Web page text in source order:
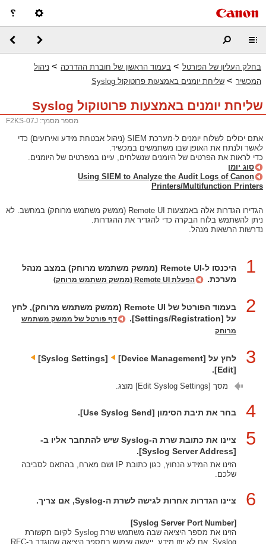
בחלק העליון של הפורטל > בעמוד הראשון של חוברת ההדרכה > ניהול
המכשיר > שליחת יומנים באמצעות פרוטוקול Syslog
שליחת יומנים באמצעות פרוטוקול Syslog
מספר מסמך: F2KS-07J
אתם יכולים לשלוח יומנים ל-מערכת SIEM (ניהול אבטחת מידע ואירועים) כדי
לאשר ולנתח את האופן שבו משתמשים במכשיר.
כדי לראות את הפרטים של היומנים שנשלחים, עיינו במפרטים של היומנים.
סוג יומן
Using SIEM to Analyze the Audit Logs of Canon
Printers/Multifunction Printers
הגדירו הגדרות אלה באמצעות ‏Remote UI (ממשק משתמש מרוחק) במחשב. לא
ניתן להשתמש בלוח הבקרה כדי להגדיר את ההגדרות.
נדרשות הרשאות מנהל.
1
היכנסו ל-‏Remote UI (ממשק משתמש מרוחק) במצב מנהל
מערכת.
הפעלת Remote UI (ממשק משתמש מרוחק)
2
בעמוד הפורטל של ‏Remote UI (ממשק משתמש מרוחק), לחץ
על [Settings/Registration].
דף פורטל של ממשק משתמש
מרוחק
3 לחץ על [Device Management]‏
[Syslog Settings]‏
[Edit].
מסך [Edit Syslog Settings] מוצג.
4 בחר את תיבת הסימון [Use Syslog Send].
5
ציינו את כתובת שרת ה-Syslog שיש להתחבר אליו ב-
[Syslog Server Address].
הזינו את המידע הנחוץ, כגון כתובת IP ושם מארח, בהתאם לסביבה
שלכם.
6 ציינו הגדרות אחרות לגישה לשרת ה-Syslog, אם צריך.
[Syslog Server Port Number]
הזינו את מספר היציאה שבה משתמש שרת Syslog לקיום תקשורת
Syslog. אם לא יוזן מידע, ייעשה שימוש במספר היציאה שהוגדר ב-RFC